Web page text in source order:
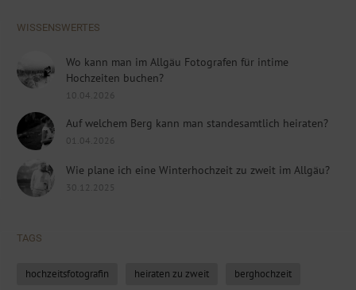
WISSENSWERTES
Wo kann man im Allgäu Fotografen für intime
Hochzeiten buchen?
10.04.2026
Auf welchem Berg kann man standesamtlich heiraten?
01.04.2026
Wie plane ich eine Winterhochzeit zu zweit im Allgäu?
30.12.2025
TAGS
hochzeitsfotografin heiraten zu zweit berghochzeit